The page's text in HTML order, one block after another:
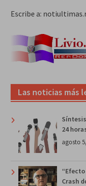
Escribe a:
Las noticias más
24
agosto
Crash